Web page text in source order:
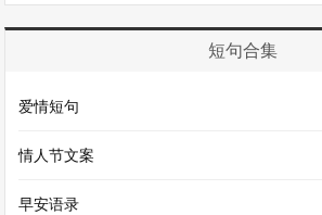
落，一起在沙滩上漫步，捡拾贝
讲述他脑海中偶尔浮现的模糊画
短句合集
爱情短句
情人节文案
早安语录